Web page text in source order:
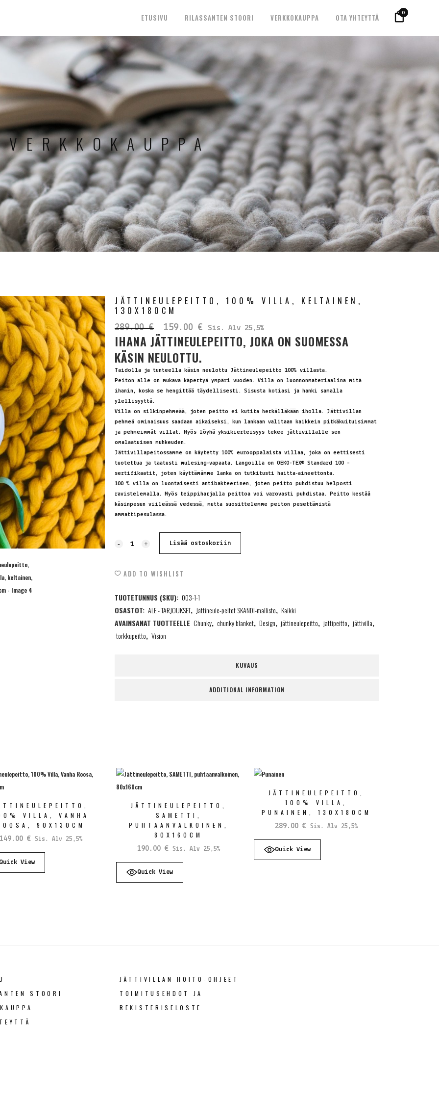
0
ETUSIVU RILASSANTEN STOORI VERKKOKAUPPA OTA YHTEYTTÄ
VERKKOKAUPPA
JÄTTINEULEPEITTO, 100% VILLA, KELTAINEN,
130X180CM
289.00€
Alkuperäinen
hinta
oli:
289.00 €.
159.00 € Nykyinen
hinta
on:
Sis. Alv 25,5%
IHANA JÄTTINEULEPEITTO, JOKA ON SUOMESSA
KÄSIN NEULOTTU.
Taidolla ja tunteella käsin neulottu Jättineulepeitto 100% villasta.
Peiton alle on mukava käpertyä ympäri vuoden. Villa on luonnonmateriaalina mitä
ihanin, koska se hengittää täydellisesti. Sisusta kotiasi ja hanki samalla
ylellisyyttä.
Villa on silkinpehmeää, joten peitto ei kutita herkälläkään iholla. Jättivillan
pehmeä ominaisuus saadaan aikaiseksi, kun lankaan valitaan kaikkein pitkäkuituisimmat
ja pehmeimmät villat. Myös löyhä yksikierteisyys tekee jättivillalle sen
omalaatuisen muhkeuden.
Jättivillapeitossamme on käytetty 100% eurooppalaista villaa, joka on eettisesti
tuotettua ja taatusti mulesing-vapaata. Langoilla on OEKO-TEX® Standard 100 –
sertifikaatit, joten käyttämämme lanka on tutkitusti haitta-aineettonta.
100 % villa on luontaisesti antibakteerinen, joten peitto puhdistuu helposti
ravistelemalla. Myös teippiharjalla peittoa voi varovasti puhdistaa. Peitto kestää
käsinpesun viileässä vedessä, mutta suosittelemme peiton pesettämistä
ammattipesulassa.
Jättineulepeitto,
Villa,
keltainen,
130x180cm
quantity
Lisää ostoskoriin
ADD TO WISHLIST
TUOTETUNNUS (SKU): 003-1-1
OSASTOT: ALE - TARJOUKSET, Jättineule-peitot SKANDI-mallisto, Kaikki
AVAINSANAT TUOTTEELLE Chunky, chunky blanket, Design, jättineulepeitto, jättipeitto, jättivilla,
torkkupeitto, Vision
KUVAUS
ADDITIONAL INFORMATION
VILLA, VANHA
90X130CM
€ Sis. Alv 25,5%
View
JÄTTINEULEPEITTO,
SAMETTI,
PUHTAANVALKOINEN,
80X160CM
190.00€ Sis. Alv 25,5%
Quick View
JÄTTINEULEPEITTO,
100% VILLA,
PUNAINEN, 130X180CM
289.00€ Sis. Alv 25,5%
Quick View
STOORI
JÄTTIVILLAN HOITO-OHJEET
TOIMITUSEHDOT JA
REKISTERISELOSTE